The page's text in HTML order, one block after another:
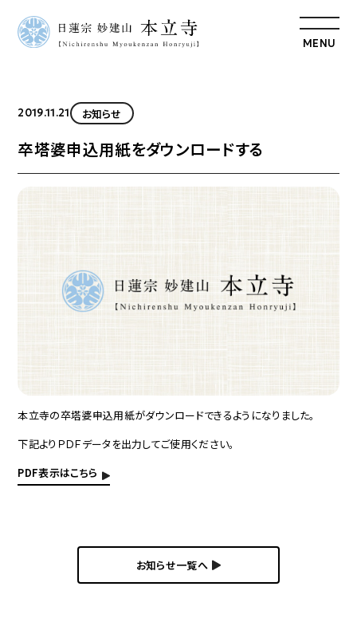
MENU
2019.11.21 お知らせ
卒塔婆申込用紙をダウンロードする
本立寺の卒塔婆申込用紙がダウンロードできるようになりました。
下記よりＰＤＦデータを出力してご使用ください。
PDF表示はこちら
お知らせ一覧へ